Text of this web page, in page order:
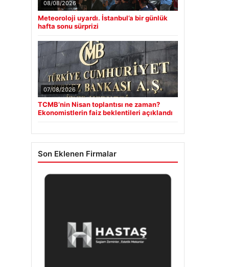
08/08/2026
Meteoroloji uyardı. İstanbul’a bir günlük
hafta sonu sürprizi
07/08/2026
TCMB’nin Nisan toplantısı ne zaman?
Ekonomistlerin faiz beklentileri açıklandı
Son Eklenen Firmalar